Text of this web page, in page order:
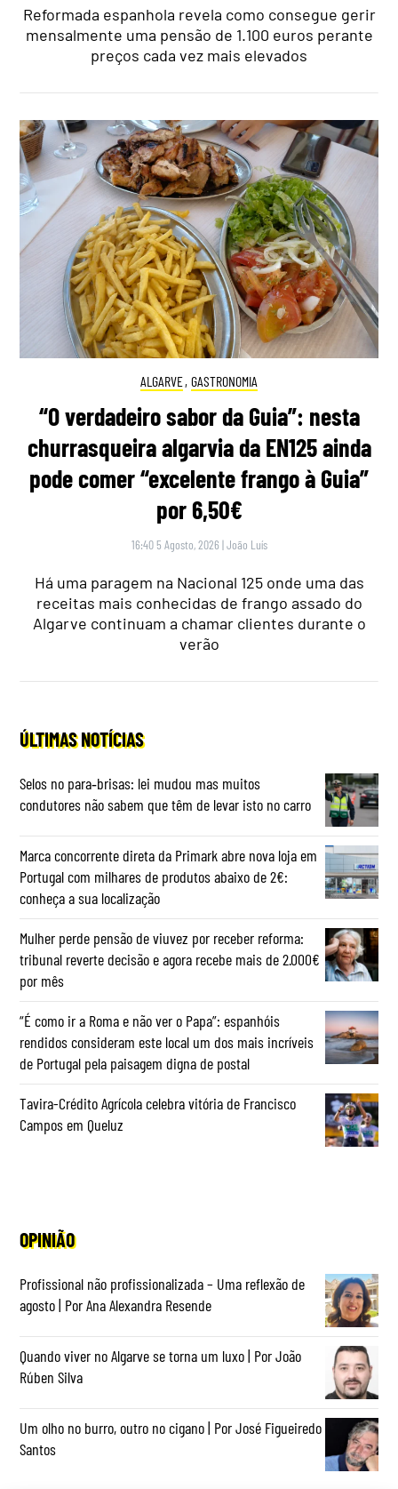
Reformada espanhola revela como consegue gerir
mensalmente uma pensão de 1.100 euros perante
preços cada vez mais elevados
ALGARVE, GASTRONOMIA
“O verdadeiro sabor da Guia”: nesta
churrasqueira algarvia da EN125 ainda
pode comer “excelente frango à Guia”
por 6,50€
16:40 5 Agosto, 2026 |João Luís
Há uma paragem na Nacional 125 onde uma das
receitas mais conhecidas de frango assado do
Algarve continuam a chamar clientes durante o
verão
ÚLTIMAS NOTÍCIAS
Selos no para‑brisas: lei mudou mas muitos
condutores não sabem que têm de levar isto no carro
Marca concorrente direta da Primark abre nova loja em
Portugal com milhares de produtos abaixo de 2€:
conheça a sua localização
Mulher perde pensão de viuvez por receber reforma:
tribunal reverte decisão e agora recebe mais de 2.000€
por mês
“É como ir a Roma e não ver o Papa”: espanhóis
rendidos consideram este local um dos mais incríveis
de Portugal pela paisagem digna de postal
Tavira-Crédito Agrícola celebra vitória de Francisco
Campos em Queluz
OPINIÃO
Profissional não profissionalizada – Uma reflexão de
agosto | Por Ana Alexandra Resende
Quando viver no Algarve se torna um luxo | Por João
Rúben Silva
Um olho no burro, outro no cigano | Por José Figueiredo
Santos